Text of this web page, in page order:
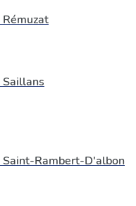
Rémuzat
Saillans
Saint-Rambert-D'albon